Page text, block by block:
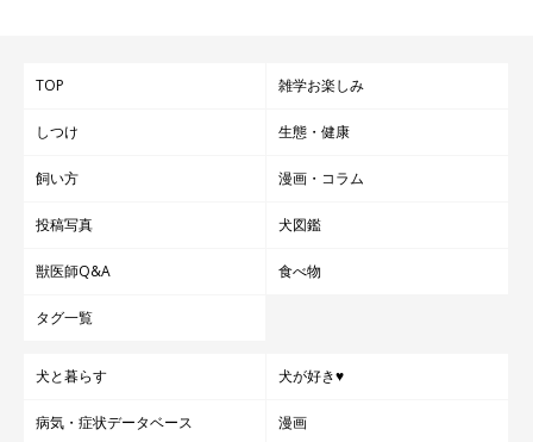
TOP 雑学お楽しみ
しつけ 生態・健康
飼い方 漫画・コラム
投稿写真 犬図鑑
獣医師Q&A 食べ物
タグ一覧
犬と暮らす 犬が好き♥
病気・症状データベース 漫画